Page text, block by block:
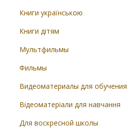
Книги українською
Книги дітям
Мультфильмы
Фильмы
Видеоматериалы для обучения
Відеоматеріали для навчання
Для воскресной школы